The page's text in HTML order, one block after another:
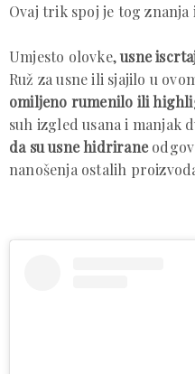
Ovaj trik spoj je tog
Umjesto olovke,usne
Ruž za usne ili sjajilo u
omiljeno rumenilo ili
suh izgled usana i manjak
da su usne hidrirane
nanošenja ostalih